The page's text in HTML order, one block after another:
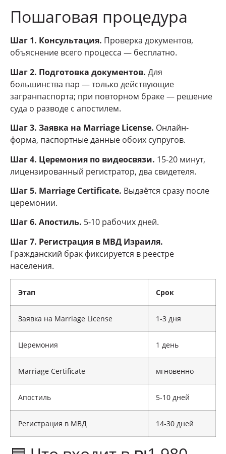
Пошаговая процедура
Шаг 1. Консультация. Проверка документов,
объяснение всего процесса — бесплатно.
Шаг 2. Подготовка документов. Для
большинства пар — только действующие
загранпаспорта; при повторном браке — решение
суда о разводе с апостилем.
Шаг 3. Заявка на Marriage License. Онлайн-
форма, паспортные данные обоих супругов.
Шаг 4. Церемония по видеосвязи. 15-20 минут,
лицензированный регистратор, два свидетеля.
Шаг 5. Marriage Certificate. Выдаётся сразу после
церемонии.
Шаг 6. Апостиль. 5-10 рабочих дней.
Шаг 7. Регистрация в МВД Израиля.
Гражданский брак фиксируется в реестре
населения.
Этап Срок
Заявка на Marriage License 1-3 дня
Церемония 1 день
Marriage Certificate мгновенно
Апостиль 5-10 дней
Регистрация в МВД 14-30 дней